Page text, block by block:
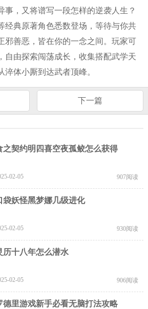
事，又将谱写一段怎样的逆袭人生？
经典原著角色悉数登场，等待与你共
邪善恶，皆在你的一念之间。玩家可
自由探索闯荡成长，收集搭配武学天
淬体小厮到达武者顶峰。
下一篇
之契约明四喜空夜孤鲛怎么获得
02-05 907阅读
袋妖怪黑梦娜几级进化
02-05 930阅读
历十八年怎么潜水
02-05 906阅读
德里游戏新手必看无脑打法攻略